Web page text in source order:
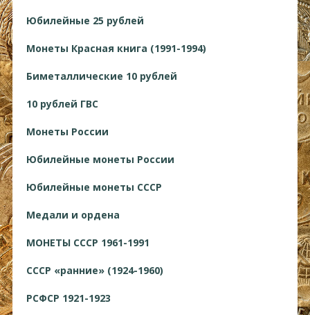
Юбилейные 25 рублей
Монеты Красная книга (1991-1994)
Биметаллические 10 рублей
10 рублей ГВС
Монеты России
Юбилейные монеты России
Юбилейные монеты СССР
Медали и ордена
МОНЕТЫ СССР 1961-1991
СССР «ранние» (1924-1960)
РСФСР 1921-1923